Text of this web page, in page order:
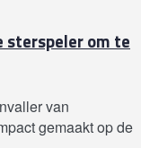
sterspeler om te
van
gemaakt op de